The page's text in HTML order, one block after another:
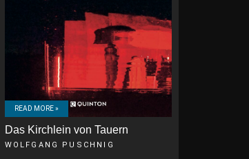
READ MORE »
Das Kirchlein von Tauern
WOLFGANG PUSCHNIG